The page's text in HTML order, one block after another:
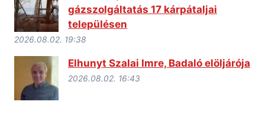
gázszolgáltatás 17 kárpátaljai
településen
2026.08.02. 19:38
Elhunyt Szalai Imre, Badaló elöljárója
2026.08.02. 16:43